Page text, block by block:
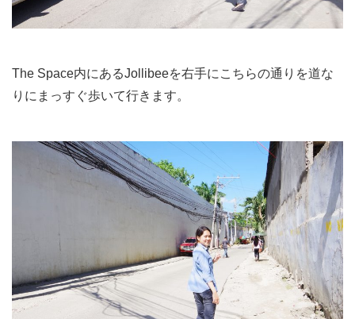
The Space内にあるJollibeeを右手にこちらの通りを道な
りにまっすぐ歩いて行きます。